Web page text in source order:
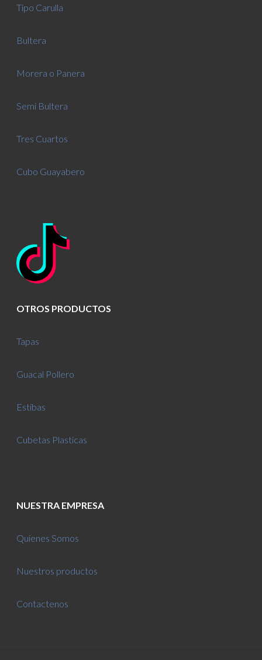
Tipo Carulla
Bultera
Morera o Panera
Semi Bultera
Tres Cuartos
Cubo Guayabero
OTROS PRODUCTOS
Tapas
Guacal Pollero
Estibas
Cubetas Plasticas
NUESTRA EMPRESA
Quienes Somos
Nuestros productos
Contactenos